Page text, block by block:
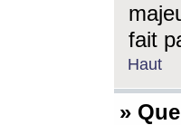
fait
Haut
»